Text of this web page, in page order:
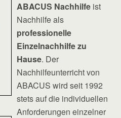
ABACUS Nachhilfe ist
Nachhilfe als
professionelle
Einzelnachhilfe zu
Hause. Der
Nachhilfeunterricht von
ABACUS wird seit 1992
stets auf die individuellen
Anforderungen einzelner